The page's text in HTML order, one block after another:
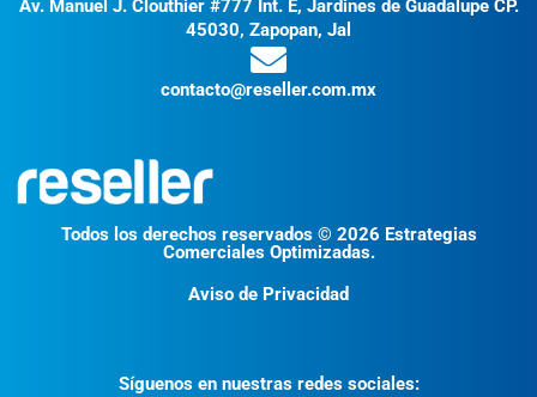
Av. Manuel J. Clouthier #777 Int. E, Jardines de Guadalupe CP.
45030, Zapopan, Jal
contacto@reseller.com.mx
Todos los derechos reservados © 2026 Estrategias
Comerciales Optimizadas.
Aviso de Privacidad
Síguenos en nuestras redes sociales: